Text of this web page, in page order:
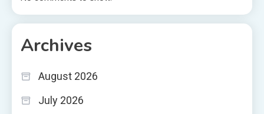
Archives
August 2026
July 2026